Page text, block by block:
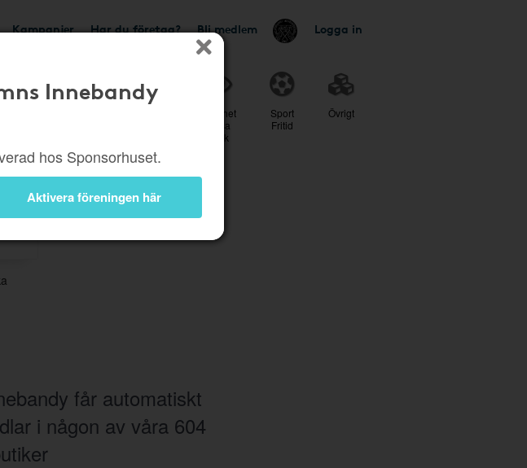
Kampanjer Har du företag? Bli medlem Logga in
Innebandy
hos Sponsorhuset.
Aktivera föreningen här
Skönhet
Hälsa
Optik
Sport
Fritid
Övrigt
får automatiskt
i någon av våra 604